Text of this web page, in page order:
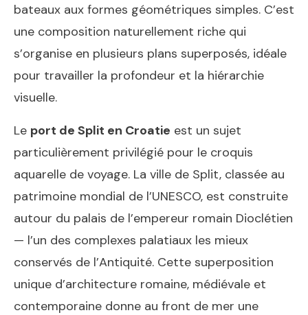
bateaux aux formes géométriques simples. C’est
une composition naturellement riche qui
s’organise en plusieurs plans superposés, idéale
pour travailler la profondeur et la hiérarchie
visuelle.
Le port de Split en Croatie est un sujet
particulièrement privilégié pour le croquis
aquarelle de voyage. La ville de Split, classée au
patrimoine mondial de l’UNESCO, est construite
autour du palais de l’empereur romain Dioclétien
— l’un des complexes palatiaux les mieux
conservés de l’Antiquité. Cette superposition
unique d’architecture romaine, médiévale et
contemporaine donne au front de mer une